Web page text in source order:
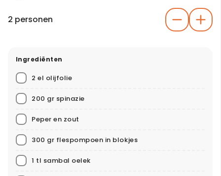
2 personen
Ingrediënten
2 el olijfolie
200 gr spinazie
Peper en zout
300 gr flespompoen in blokjes
1 tl sambal oelek